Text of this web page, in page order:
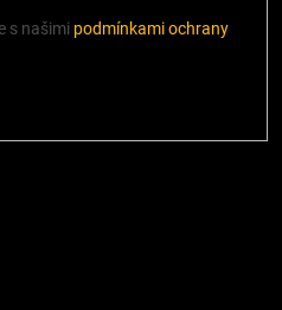
s našimi podmínkami ochrany